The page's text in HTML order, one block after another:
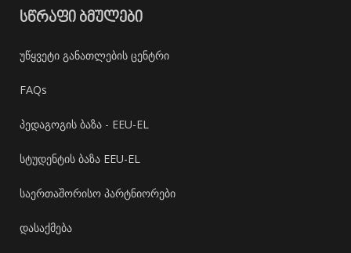
ᲡᲬᲠᲐᲤᲘ ᲑᲛᲣᲚᲔᲑᲘ
უწყვეტი განათლების ცენტრი
FAQs
პედაგოგის ბაზა - EEU-EL
სტუდენტის ბაზა EEU-EL
საერთაშორისო პარტნიორები
დასაქმება